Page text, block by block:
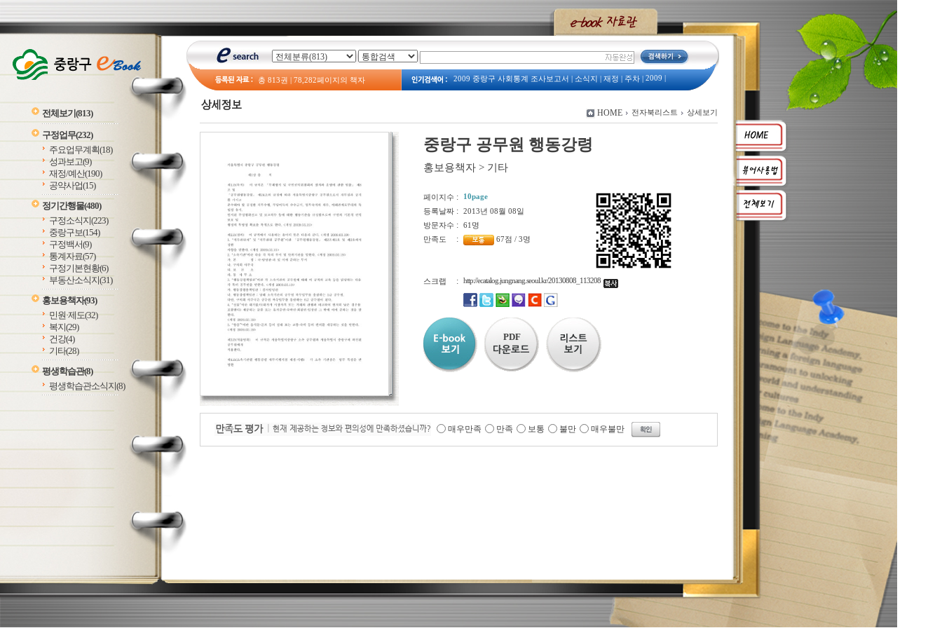
전체보기 (813)
구정업무(232)
주요업무계획(18)
성과보고(9)
재정/예산(190)
공약사업(15)
정기간행물(480)
구정소식지(223)
중랑구보(154)
구정백서(9)
통계자료(57)
구정기본현황(6)
부동산소식지(31)
홍보용책자(93)
민원·제도(32)
복지(29)
건강(4)
기타(28)
평생학습관(8)
평생학습관소식지(8)
총 813권 | 78,282페이지의 책자 2009 중랑구 사회통계 조사보고서 소식지 재정 주차 2009
2009 占쌩띰옙占쏙옙 占쏙옙회占쏙옙占| 예산서| 옛 모습 | 2008
HOME 전자북리스트 상세보기
중랑구 공무원 행동강령
홍보용책자 > 기타
페이지수 :
10page
등록날짜 :
2013년 08월 08일
방문자수 :
61명
만족도
: 67점 / 3명
스크랩 : http://ecatalog.jungnang.seoul.kr/20130808_113208
PDF
매우만족 만족 보통 불만 매우불만